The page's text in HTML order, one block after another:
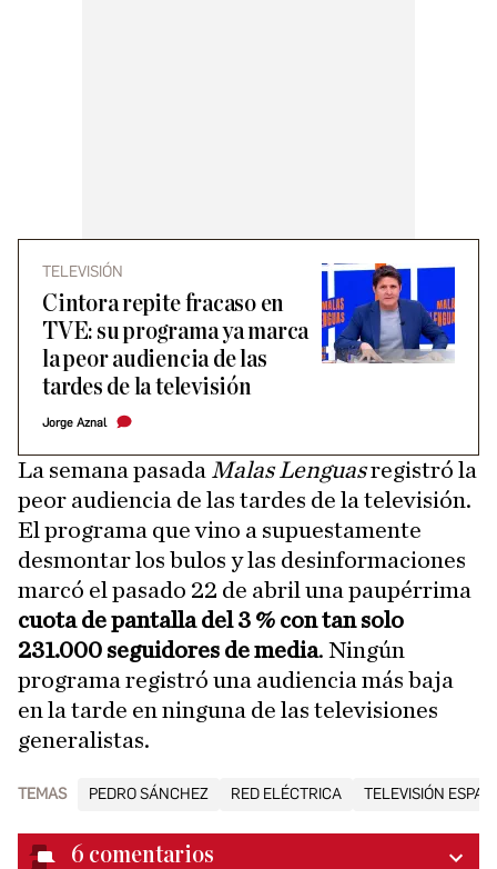
TELEVISIÓN
Cintora repite fracaso en
TVE: su programa ya marca
la peor audiencia de las
tardes de la televisión
Jorge Aznal
La semana pasada Malas Lenguasregistró la
peor audiencia de las tardes de la televisión.
El programa que vino a supuestamente
desmontar los bulos y las desinformaciones
marcó el pasado 22 de abril una paupérrima
cuota de pantalla del 3 % con tan solo
231.000 seguidores de media. Ningún
programa registró una audiencia más baja
en la tarde en ninguna de las televisiones
generalistas.
TEMAS PEDRO SÁNCHEZ RED ELÉCTRICA TELEVISIÓN
6 comentarios